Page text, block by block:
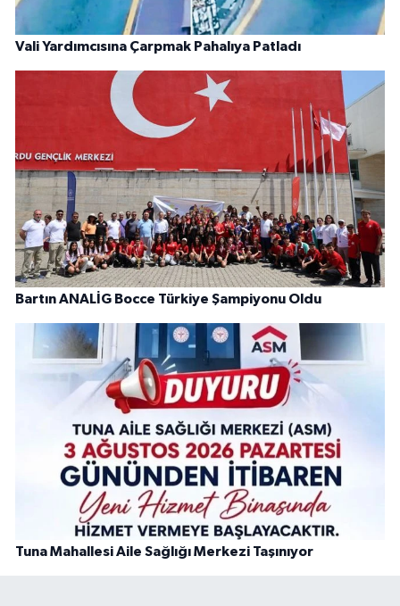
Vali Yardımcısına Çarpmak Pahalıya Patladı
Bartın ANALİG Bocce Türkiye Şampiyonu Oldu
Tuna Mahallesi Aile Sağlığı Merkezi Taşınıyor